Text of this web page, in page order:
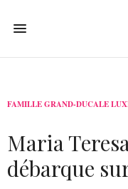
FAMILLE GRAND-DUCALE
Maria
débarque